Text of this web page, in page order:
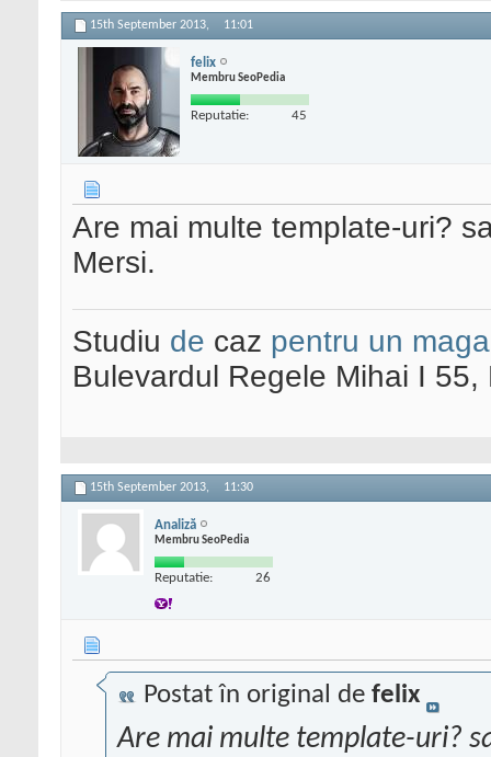
15th September 2013, 11:01
felix
Membru SeoPedia
Reputatie: 45
Are mai multe template-uri?
Mersi.
Studiu de caz pentru un
Bulevardul Regele Mihai I
15th September 2013, 11:30
Analiză
Membru SeoPedia
Reputatie: 26
Postat în original de felix
Are mai multe template-uri?